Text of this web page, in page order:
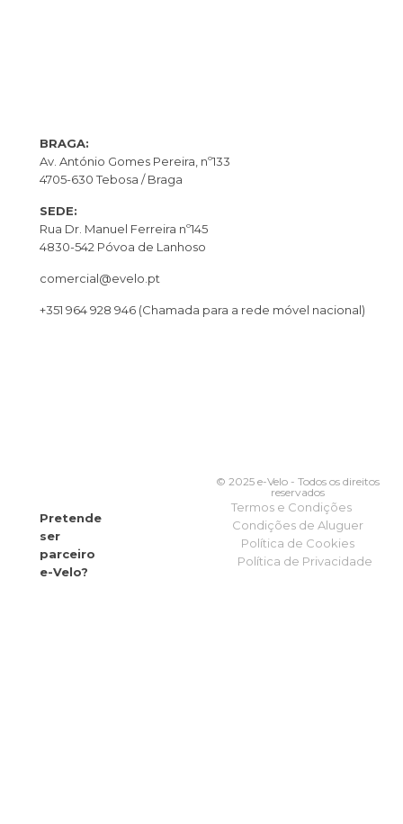
BRAGA:
Av. António Gomes Pereira, nº133
4705-630 Tebosa / Braga
SEDE:
Rua Dr. Manuel Ferreira nº145
4830-542 Póvoa de Lanhoso
comercial@evelo.pt
+351 964 928 946 (Chamada para a rede móvel nacional)
Pretende
ser
parceiro
e-Velo?
© 2025 e-Velo - Todos os direitos
reservados
Termos e Condições
Condições de Aluguer
Política de Cookies
Política de Privacidade